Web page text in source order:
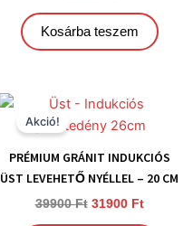
Kosárba teszem
Akció!
PRÉMIUM GRÁNIT INDUKCIÓS
ÜST LEVEHETŐ NYÉLLEL – 20 CM
39900Ft
Original
was:
31900 Ft
Current
is:
31900